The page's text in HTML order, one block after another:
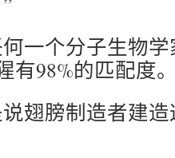
一个分子生物
有98%的匹配度
翅膀制造者建